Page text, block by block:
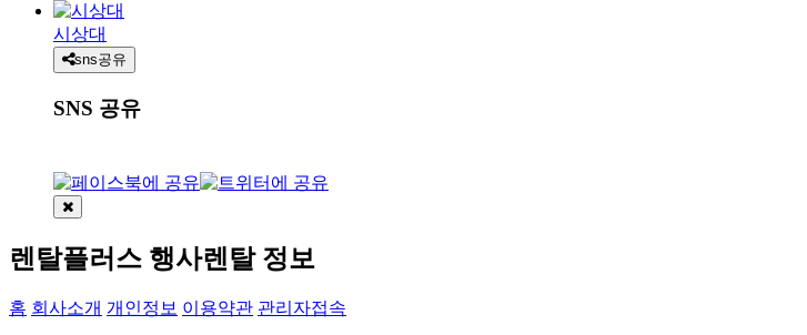
시상대
sns공유
SNS 공유
렌탈플러스 행사렌탈 정보
홈 회사소개 개인정보 이용약관 관리자접속